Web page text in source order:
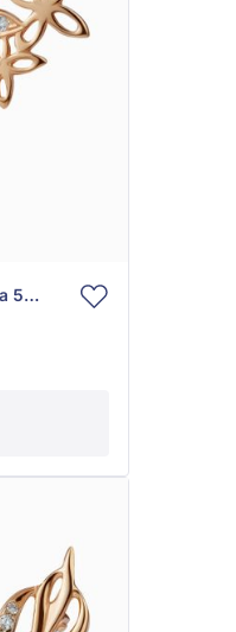
Шпилька з червоного золота 585° з фіанітом/куб.цирконієм, арт. БШ127и